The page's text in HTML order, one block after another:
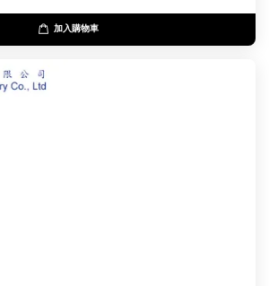
加入購物車